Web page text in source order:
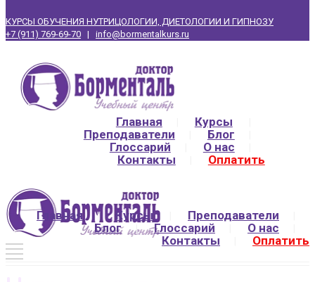
КУРСЫ ОБУЧЕНИЯ НУТРИЦОЛОГИИ, ДИЕТОЛОГИИ И ГИПНОЗУ
+7 (911) 769-69-70 | info@bormentalkurs.ru
Главная
Курсы
Преподаватели
Блог
Глоссарий
О нас
Контакты
Оплатить
Главная Курсы
Преподаватели
Блог
Глоссарий
О нас
Контакты
Оплатить